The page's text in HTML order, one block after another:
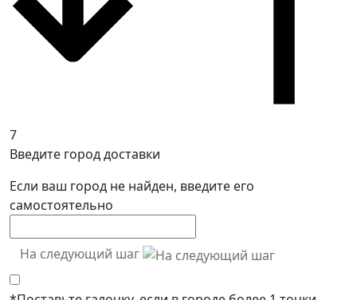
7
Введите город доставки
Если ваш город не найден, введите его
самостоятельно
На следующий шаг